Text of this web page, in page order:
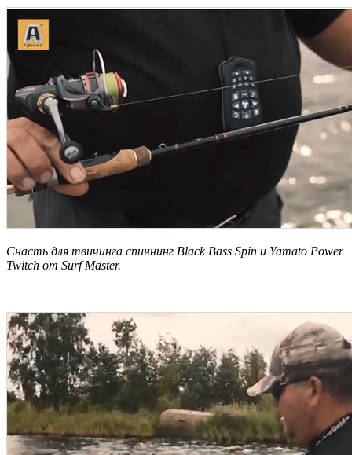
Снасть для твичинга спиннинг Black Bass Spin и Yamato Power
Twitch от Surf Master.